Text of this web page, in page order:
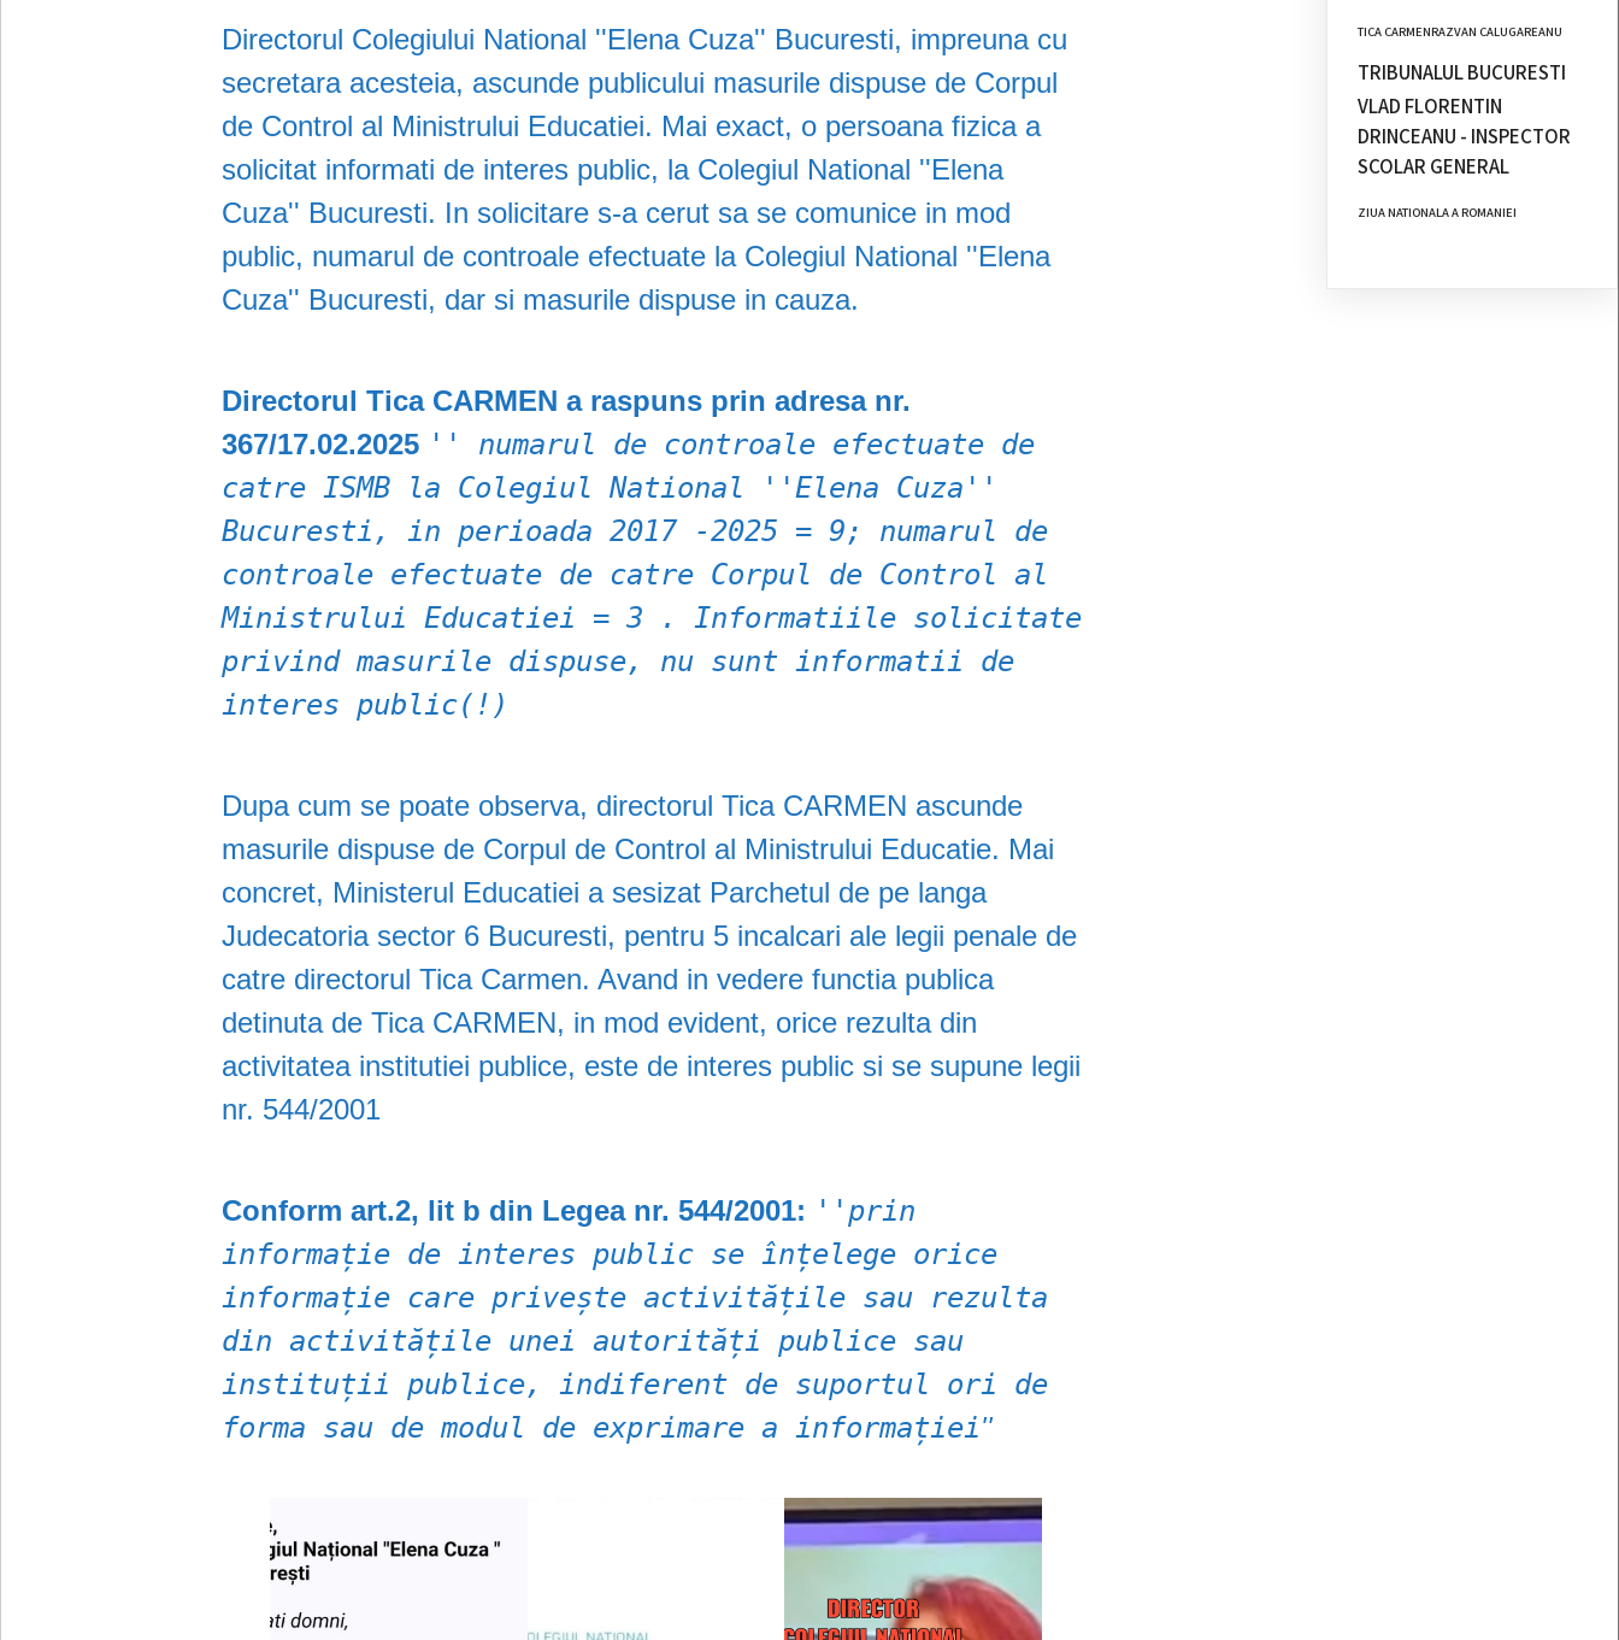
Directorul Colegiului National ''Elena Cuza'' Bucuresti, impreuna cu
secretara acesteia, ascunde publicului masurile dispuse de Corpul
de Control al Ministrului Educatiei. Mai exact, o persoana fizica a
solicitat informati de interes public, la Colegiul National ''Elena
Cuza'' Bucuresti. In solicitare s-a cerut sa se comunice in mod
public, numarul de controale efectuate la Colegiul National ''Elena
Cuza'' Bucuresti, dar si masurile dispuse in cauza.
Directorul Tica CARMEN a raspuns prin adresa nr.
367/17.02.2025 '' numarul de controale efectuate de
catre ISMB la Colegiul National ''Elena Cuza''
Bucuresti, in perioada 2017 -2025 = 9; numarul de
controale efectuate de catre Corpul de Control al
Ministrului Educatiei = 3 . Informatiile solicitate
privind masurile dispuse, nu sunt informatii de
interes public(!)
Dupa cum se poate observa, directorul Tica CARMEN ascunde
masurile dispuse de Corpul de Control al Ministrului Educatie. Mai
concret, Ministerul Educatiei a sesizat Parchetul de pe langa
Judecatoria sector 6 Bucuresti, pentru 5 incalcari ale legii penale de
catre directorul Tica Carmen. Avand in vedere functia publica
detinuta de Tica CARMEN, in mod evident, orice rezulta din
activitatea institutiei publice, este de interes public si se supune legii
nr. 544/2001
Conform art.2, lit b din Legea nr. 544/2001: ''prin
informație de interes public se înțelege orice
informație care privește activitățile sau rezulta
din activitățile unei autorități publice sau
instituții publice, indiferent de suportul ori de
forma sau de modul de exprimare a informației''
TICA CARMENRAZVAN CALUGAREANU
TRIBUNALUL BUCURESTI
VLAD FLORENTIN
DRINCEANU - INSPECTOR
SCOLAR GENERAL
ZIUA NATIONALA A ROMANIEI